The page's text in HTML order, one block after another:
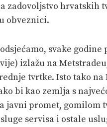
zadovoljstvo hrvatskih
obveznici.
svake
izlažu na
tvrtke. Isto tako
bi kao zemlja s
javni promet, gomilom
servisa i ostale